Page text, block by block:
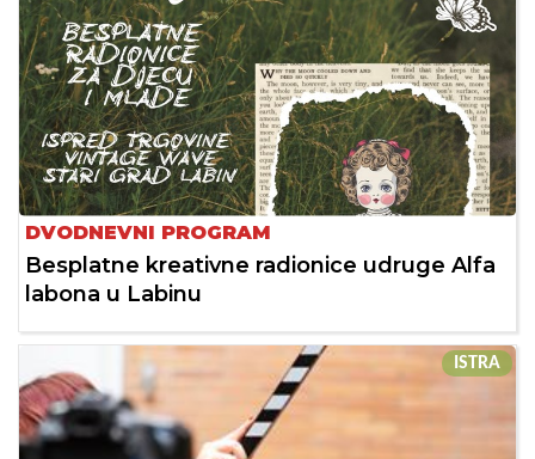
DVODNEVNI PROGRAM
Besplatne kreativne radionice udruge Alfa
labona u Labinu
ISTRA